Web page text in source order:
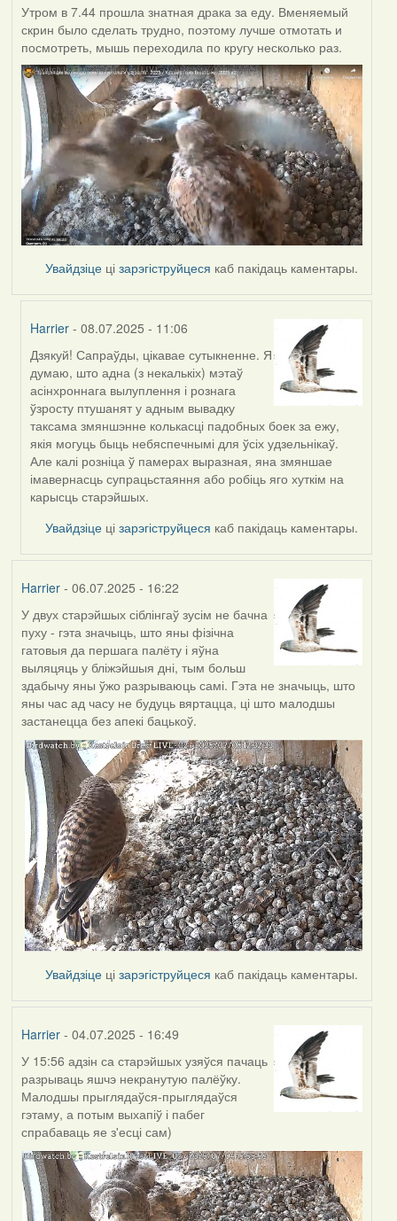
Утром в 7.44 прошла знатная драка за еду. Вменяемый
скрин было сделать трудно, поэтому лучше отмотать и
посмотреть, мышь переходила по кругу несколько раз.
Увайдзіце цізарэгіструйцеся каб пакідаць каментары.
Harrier - 08.07.2025 - 11:06
In
reply
to
by
SaMANdaS
Дзякуй! Сапраўды, цікавае сутыкненне. Я
думаю, што адна (з некалькіх) мэтаў
асінхроннага вылуплення і рознага
ўзросту птушанят у адным вывадку
таксама змяншэнне колькасці падобных боек за ежу,
якія могуць быць небяспечнымі для ўсіх удзельнікаў.
Але калі розніца ў памерах выразная, яна змяншае
імавернасць супрацьстаяння або робіць яго хуткім на
карысць старэйшых.
Увайдзіце цізарэгіструйцеся каб пакідаць каментары.
Harrier- 06.07.2025 - 16:22
У двух старэйшых сіблінгаў зусім не бачна
пуху - гэта значыць, што яны фізічна
гатовыя да першага палёту і яўна
выляцяць у бліжэйшыя дні, тым больш
здабычу яны ўжо разрываюць самі. Гэта не значыць, што
яны час ад часу не будуць вяртацца, ці што малодшы
застанецца без апекі бацькоў.
Увайдзіце цізарэгіструйцеся каб пакідаць каментары.
Harrier- 04.07.2025 - 16:49
У 15:56 адзін са старэйшых узяўся пачаць
разрываць яшчэ некранутую палёўку.
Малодшы прыглядаўся-прыглядаўся
гэтаму, а потым выхапіў і пабег
спрабаваць яе з'есці сам)